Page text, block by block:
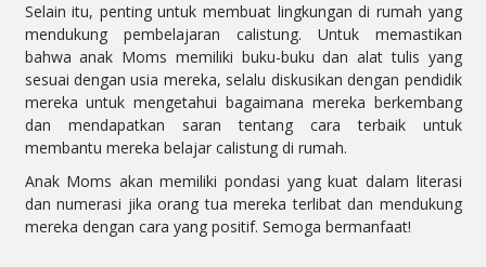
Selain itu, penting untuk membuat lingkungan di rumah yang
mendukung pembelajaran calistung. Untuk memastikan
bahwa anak Moms memiliki buku-buku dan alat tulis yang
sesuai dengan usia mereka, selalu diskusikan dengan pendidik
mereka untuk mengetahui bagaimana mereka berkembang
dan mendapatkan saran tentang cara terbaik untuk
membantu mereka belajar calistung di rumah.
Anak Moms akan memiliki pondasi yang kuat dalam literasi
dan numerasi jika orang tua mereka terlibat dan mendukung
mereka dengan cara yang positif. Semoga bermanfaat!